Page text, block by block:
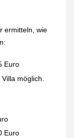
ermitteln, wie
Euro
möglich.
Euro